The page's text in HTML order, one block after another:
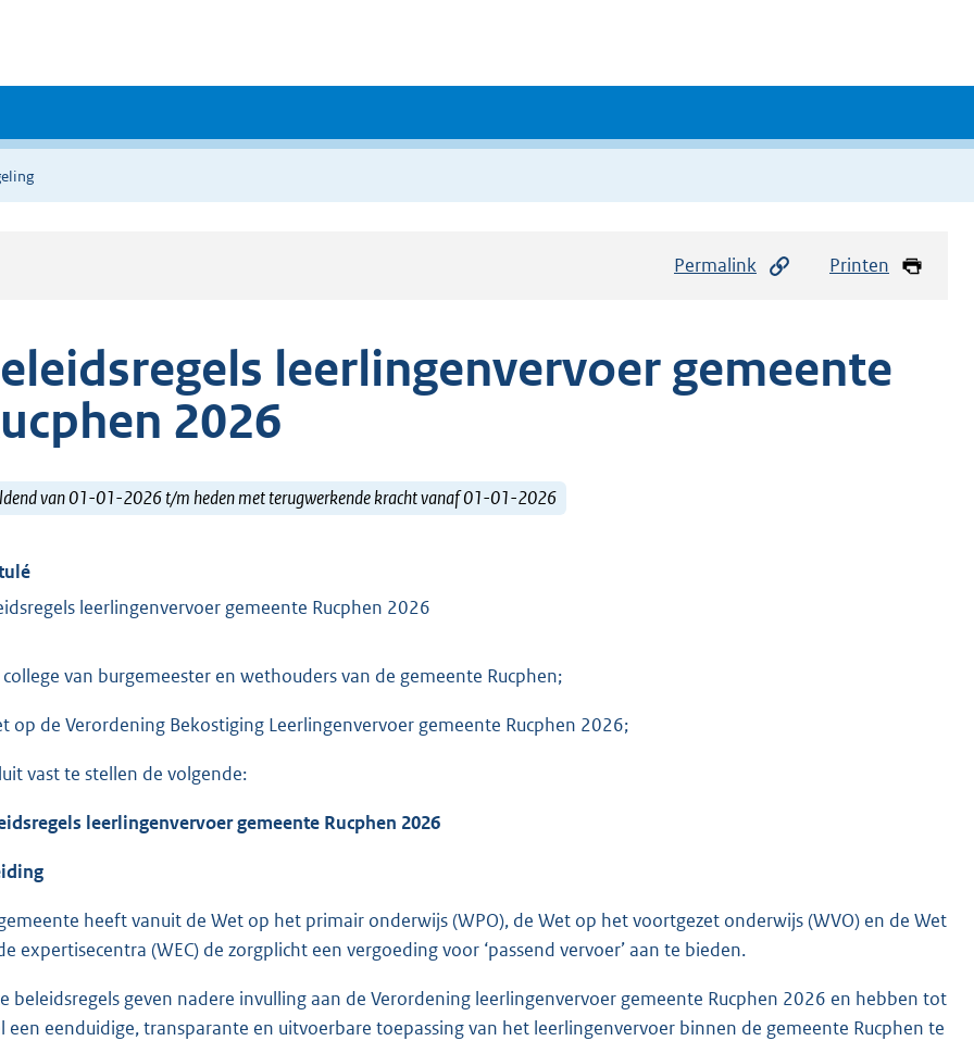
Permalink Printen
leerlingenvervoer gemeente
2026
van 01-01-2026 t/m heden met terugwerkende kracht vanaf 01-01-2026
leerlingenvervoer gemeente Rucphen 2026
van burgemeester en wethouders van de gemeente Rucphen;
op de Verordening Bekostiging Leerlingenvervoer gemeente Rucphen 2026;
vast te stellen de volgende:
leerlingenvervoer gemeente Rucphen 2026
heeft vanuit de Wet op het primair onderwijs (WPO), de Wet op het voortgezet onderwijs (WVO) en de Wet
expertisecentra (WEC) de zorgplicht een vergoeding voor ‘passend vervoer’ aan te bieden.
beleidsregels geven nadere invulling aan de Verordening leerlingenvervoer gemeente Rucphen 2026 en hebben tot
een eenduidige, transparante en uitvoerbare toepassing van het leerlingenvervoer binnen de gemeente Rucphen te